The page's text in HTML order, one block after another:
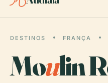
DESTINOS FRANÇA
Moulin